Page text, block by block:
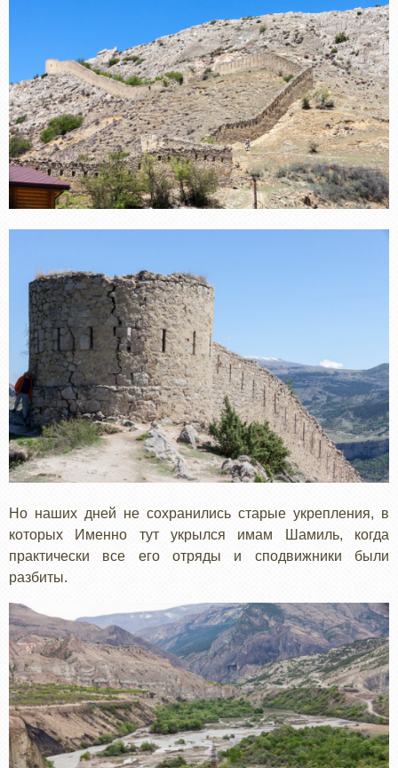
Но наших дней не сохранились старые укрепления, в
которых Именно тут укрылся имам Шамиль, когда
практически все его отряды и сподвижники были
разбиты.